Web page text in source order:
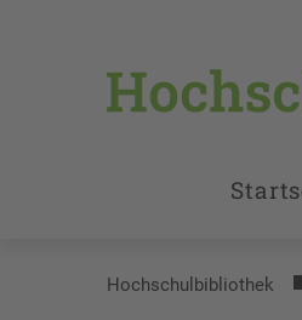
Hochschulbibliothek